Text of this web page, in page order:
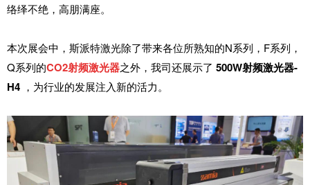
络绎不绝，高朋满座。
本次展会中，斯派特激光除了带来各位所熟知的N系列，F系列，
Q系列的CO2射频激光器之外，我司还展示了 500W射频激光器-
H4 ，为行业的发展注入新的活力。